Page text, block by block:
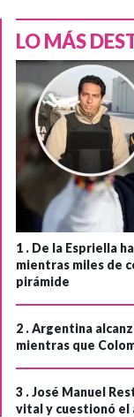
LO MÁS
1 . De la Espriella
mientras miles de
pirámide
2 .Argentina
mientras que
3 .José Manuel
vital y cuestionó el